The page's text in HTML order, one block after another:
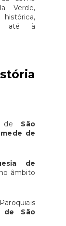
Verde,
até à
de São
de
de
âmbito
de São